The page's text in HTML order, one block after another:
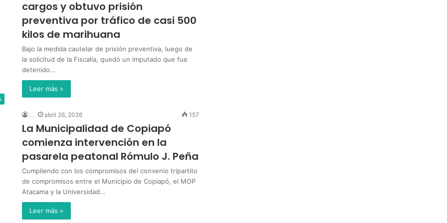
cargos y obtuvo prisión
preventiva por tráfico de casi 500
kilos de marihuana
Bajo la medida cautelar de prisión preventiva, luego de
la solicitud de la Fiscalía, quedó un imputado que fue
detenido…
Leer más »
. . abril 26, 2026 157
La Municipalidad de Copiapó
comienza intervención en la
pasarela peatonal Rómulo J. Peña
Cumpliendo con los compromisos del convenio tripartito
de compromisos entre el Municipio de Copiapó, el MOP
Atacama y la Universidad…
Leer más »